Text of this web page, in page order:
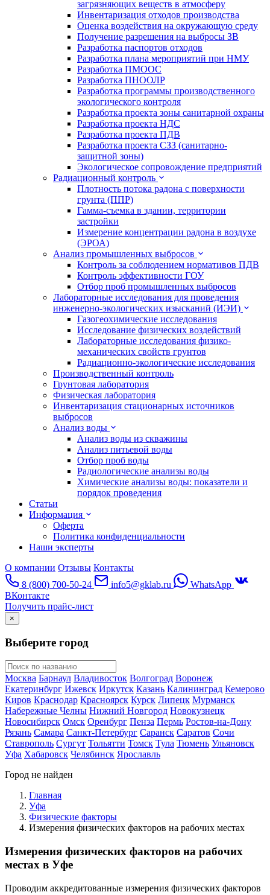
загрязняющих веществ в атмосферу
Инвентаризация отходов производства
Оценка воздействия на окружающую среду
Получение разрешения на выбросы ЗВ
Разработка паспортов отходов
Разработка плана мероприятий при НМУ
Разработка ПМООС
Разработка ПНООЛР
Разработка программы производственного
экологического контроля
Разработка проекта зоны санитарной охраны
Разработка проекта НДС
Разработка проекта ПДВ
Разработка проекта СЗЗ (санитарно-
защитной зоны)
Экологическое сопровождение предприятий
Радиационный контроль
Плотность потока радона с поверхности
грунта (ППР)
Гамма-съемка в здании, территории
застройки
Измерение концентрации радона в воздухе
(ЭРОА)
Анализ промышленных выбросов
Контроль за соблюдением нормативов ПДВ
Контроль эффективности ГОУ
Отбор проб промышленных выбросов
Лабораторные исследования для проведения
инженерно-экологических изысканий (ИЭИ)
Газогеохимические исследования
Исследование физических воздействий
Лабораторные исследования физико-
механических свойств грунтов
Радиационно-экологические исследования
Производственный контроль
Грунтовая лаборатория
Физическая лаборатория
Инвентаризация стационарных источников
выбросов
Анализ воды
Анализ воды из скважины
Анализ питьевой воды
Отбор проб воды
Радиологические анализы воды
Химические анализы воды: показатели и
порядок проведения
Статьи
Информация
Оферта
Политика конфиденциальности
Наши эксперты
О компании Отзывы Контакты
8 (800) 700-50-24
info5@gklab.ru
WhatsApp
ВКонтакте
Получить прайс-лист
×
Выберите город
Москва Барнаул Владивосток Волгоград Воронеж
Екатеринбург Ижевск Иркутск Казань Калининград Кемерово
Киров Краснодар Красноярск Курск Липецк Мурманск
Набережные Челны Нижний Новгород Новокузнецк
Новосибирск Омск Оренбург Пенза Пермь Ростов-на-Дону
Рязань Самара Санкт-Петербург Саранск Саратов Сочи
Ставрополь Сургут Тольятти Томск Тула Тюмень Ульяновск
Уфа Хабаровск Челябинск Ярославль
Город не найден
Главная
Уфа
Физические факторы
Измерения физических факторов на рабочих местах
Измерения физических факторов на рабочих
местах в Уфе
Проводим аккредитованные измерения физических факторов